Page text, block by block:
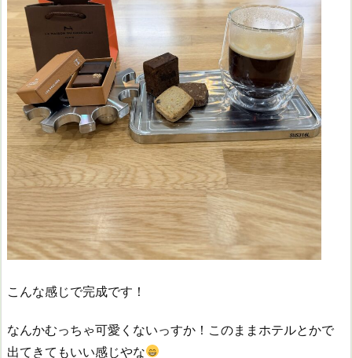
こんな感じで完成です！
なんかむっちゃ可愛くないっすか！このままホテルとかで
出てきてもいい感じやな